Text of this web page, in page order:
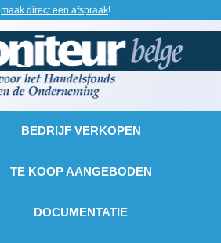
maak direct een afspraak!
BEDRIJF VERKOPEN
TE KOOP AANGEBODEN
DOCUMENTATIE